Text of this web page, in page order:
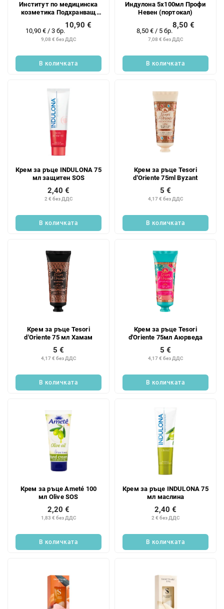
Институт по медицинска
козметика Подхранващ
крем с норка за ден и нощ
3x33 г
9,08 € без ДДС
10,90 €
Измерване
10,90 € / 3 бр.
В количката
Индулона 5х100мл Профи
Невен (портокал)
7,08 € без ДДС
8,50 €
Измерване
8,50 € / 5 бр.
В количката
Крем за ръце INDULONA 75
мл защитен SOS
2 € без ДДС
2,40 €
В количката
Крем за ръце Tesori
d'Oriente 75ml Byzant
4,17 € без ДДС
5 €
В количката
Крем за ръце Tesori
d'Oriente 75 мл Хамам
4,17 € без ДДС
5 €
В количката
Крем за ръце Tesori
d'Oriente 75мл Аюрведа
4,17 € без ДДС
5 €
В количката
Крем за ръце Ameté 100
мл Olive SOS
1,83 € без ДДС
2,20 €
В количката
Крем за ръце INDULONA 75
мл маслина
2 € без ДДС
2,40 €
В количката